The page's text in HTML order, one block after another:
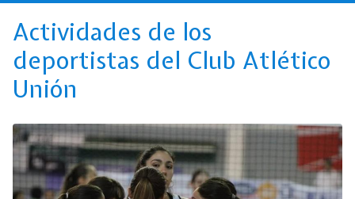
Actividades de los
deportistas del Club Atlético
Unión